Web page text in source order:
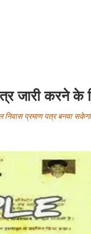
जारी करने के
निवास प्रमाण पत्र बनवा सकेगा